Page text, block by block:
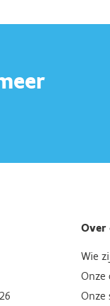
Over
Wie
Onze
Onze